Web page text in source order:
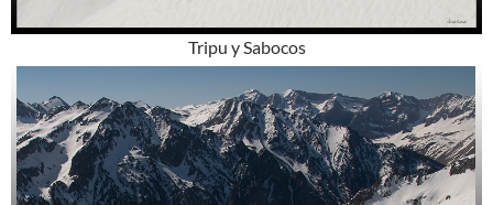
Tripu y Sabocos